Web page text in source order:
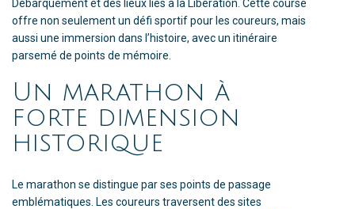
Débarquement et des lieux liés à la Libération. Cette course
offre non seulement un défi sportif pour les coureurs, mais
aussi une immersion dans l’histoire, avec un itinéraire
parsemé de points de mémoire.
Un marathon à
forte dimension
historique
Le marathon se distingue par ses points de passage
emblématiques. Les coureurs traversent des sites